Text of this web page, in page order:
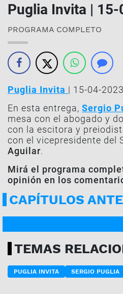
Puglia Invita |
PROGRAMA COMPLETO
Puglia Invita | 15-04-2023
En esta entrega, Sergio
mesa con el abogado y
con la escitora y
con el vicepresidente del
Aguilar.
Mirá el programa
opinión en los
CAPÍTULOS
PROGRAMA COMPLETO
TEMAS
PUGLIA INVITA SERGIO PUGLIA